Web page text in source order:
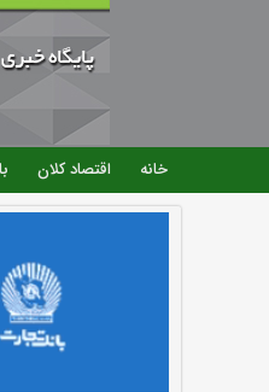
خانه اقتصاد کلان